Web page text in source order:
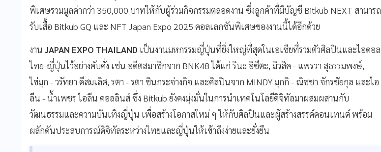
พิเศษรวมมูลค่ากว่า 350,000 บาทให้กับผู้ร่วมกิจกรรมตลอดงาน ซึ่งลูกค้าที่มีบัญชี Bitkub NEXT สามารถ
รับเสื้อ Bitkub GQ และ NFT Japan Expo 2025 คอลเลกชันพิเศษของงานนี้ได้อีกด้วย
งาน JAPAN EXPO THAILAND เป็นงานมหกรรมญี่ปุ่นที่ยิ่งใหญ่ที่สุดในเอเชียที่รวมตัวศิลปินและไอดอล
ไทย-ญี่ปุ่นไว้อย่างคับคั่ง เช่น อดีตสมาชิกจาก BNK48 ได้แก่ รินะ อิซึตะ, มิวสิค - แพรวา สุธรรมพงษ์,
ไข่มุก - วรัทยา ดีสมเลิศ, รตา - รตา ชินกระจ่างกิจ และศิลปินจาก MINDY มุกกิ - ณิชชา จักรชัยกุล และไอ
ลีน - น้ำเพชร ไอลีน คอลลินส์ ซึ่ง Bitkub ยังคงมุ่งมั่นในการนำเทคโนโลยีดิจิทัลมาผสมผสานกับ
วัฒนธรรมและความบันเทิงญี่ปุ่น เพื่อสร้างโอกาสใหม่ ๆ ให้กับศิลปินและผู้สร้างสรรค์คอนเทนต์ พร้อม
ผลักดันประสบการณ์ดิจิทัลระหว่างไทยและญี่ปุ่นให้เข้าถึงง่ายและยั่งยืน